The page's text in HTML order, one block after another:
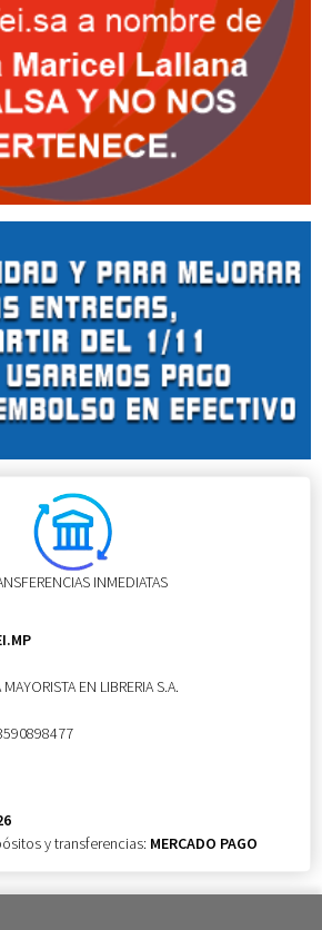
INMEDIATAS
EN LIBRERIA S.A.
y transferencias: MERCADO PAGO